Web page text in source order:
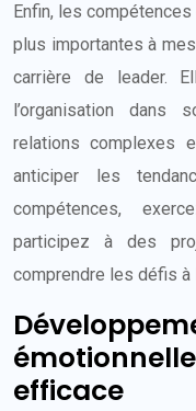
Enfin, les
plus importantes à
carrière de leader.
l’organisation dans
relations complexes
anticiper les
compétences,
participez à des
comprendre les défis
efficace